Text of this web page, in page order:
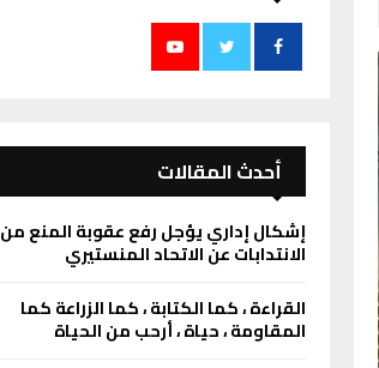
أحدث المقالات
إشكال إداري يؤجل رفع عقوبة المنع من
الانتدابات عن الاتحاد المنستيري
القراءة ، كما الكتابة ، كما الزراعة كما
المقاومة ، حياة ، أرحب من الحياة